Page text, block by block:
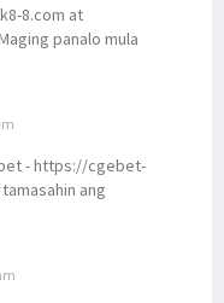
8.com at
panalo mula
- https://cgebet-
ang